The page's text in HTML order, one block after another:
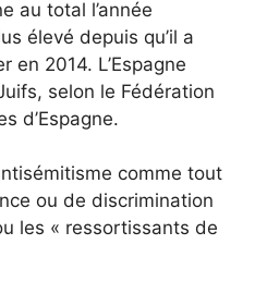
au total l’année
élevé depuis qu’il a
en 2014. L’Espagne
selon le Fédération
d’Espagne.
comme tout
ou de discrimination
les « ressortissants de